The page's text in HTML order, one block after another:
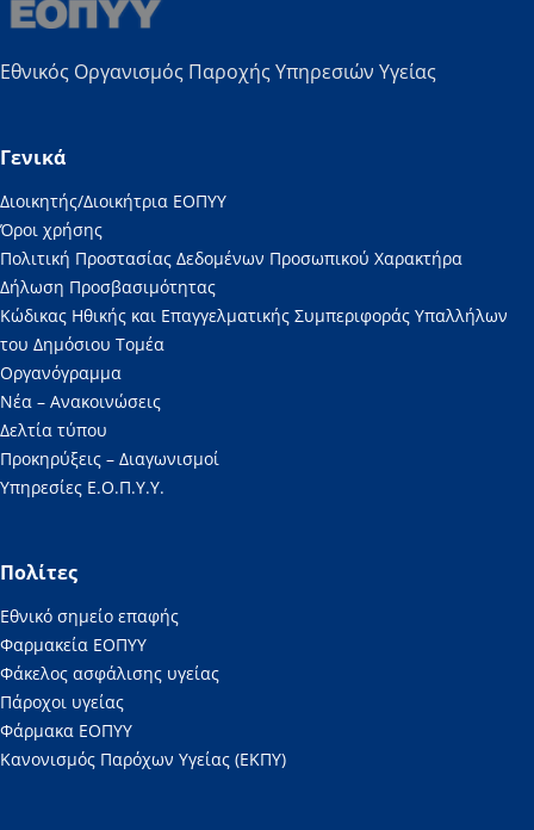
Εθνικός Οργανισμός Παροχής Υπηρεσιών Υγείας
Γενικά
Διοικητής/Διοικήτρια ΕΟΠΥΥ
Όροι χρήσης
Πολιτική Προστασίας Δεδομένων Προσωπικού Χαρακτήρα
Δήλωση Προσβασιμότητας
Κώδικας Ηθικής και Επαγγελματικής Συμπεριφοράς Υπαλλήλων
του Δημόσιου Τομέα
Οργανόγραμμα
Νέα – Ανακοινώσεις
Δελτία τύπου
Προκηρύξεις – Διαγωνισμοί
Υπηρεσίες Ε.Ο.Π.Υ.Υ.
Πολίτες
Εθνικό σημείο επαφής
Φαρμακεία ΕΟΠΥΥ
Φάκελος ασφάλισης υγείας
Πάροχοι υγείας
Φάρμακα ΕΟΠΥΥ
Κανονισμός Παρόχων Υγείας (ΕΚΠΥ)